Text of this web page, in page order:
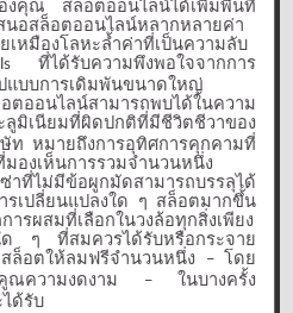
งคุณ
สล็อตออนไลน์ได้เพิ่มพื้นที่
นอสล็อตออนไลน์หลากหลายค่า
หมืองโลหะล้ำค่าที่เป็นความลับ
ที่ได้รับความพึงพอใจจากการ
แบบการเดิมพันขนาดใหญ่
ตออนไลน์สามารถพบได้ในความ
ลูมิเนียมที่ผิดปกติที่มีชีวิตชีวาของ
ท หมายถึงการอุทิศการคุกคามที่
องเห็นการรวมจำนวนหนึ่ง
าที่ไม่มีข้อผูกมัดสามารถบรรลุได้
รเปลี่ยนแปลงใด
ๆ สล็อตมากขึ้น
ารผสมที่เลือกในวงล้อทุกสิ่งเพียง
ๆ
ที่สมควรได้รับหรือกระจาย
สล็อตให้ลมฟรีจำนวนหนึ่ง – โดย
ณความงดงาม – ในบางครั้ง
ด้รับ